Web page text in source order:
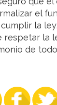
el
la
respetar la
de